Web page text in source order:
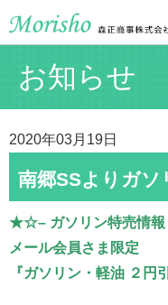
お知らせ
2020年03月19日
南郷SSよりガソ
★☆– ガソリン特売情
メール会員さま限定
『ガソリン・軽油 ２円